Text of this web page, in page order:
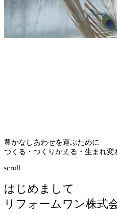
豊かなしあわせを運ぶために
つくる・つくりかえる・生まれ変
scroll
はじめまして
リフォームワン株式